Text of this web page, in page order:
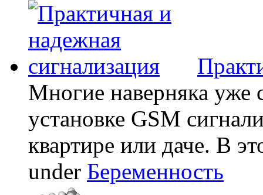
Многие наверняка уже
установке GSM
квартире или даче. В
under Беременность